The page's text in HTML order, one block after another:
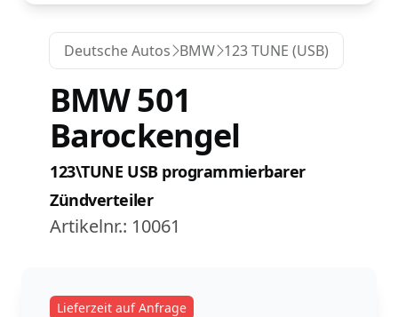
Deutsche Autos BMW 123 TUNE (USB)
BMW 501
Barockengel
123\TUNE USB programmierbarer
Zündverteiler
Artikelnr.: 10061
Lieferzeit auf Anfrage